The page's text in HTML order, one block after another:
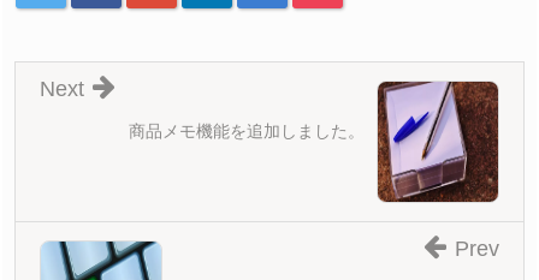
商品メモ機能を追加しました。
Next
Prev